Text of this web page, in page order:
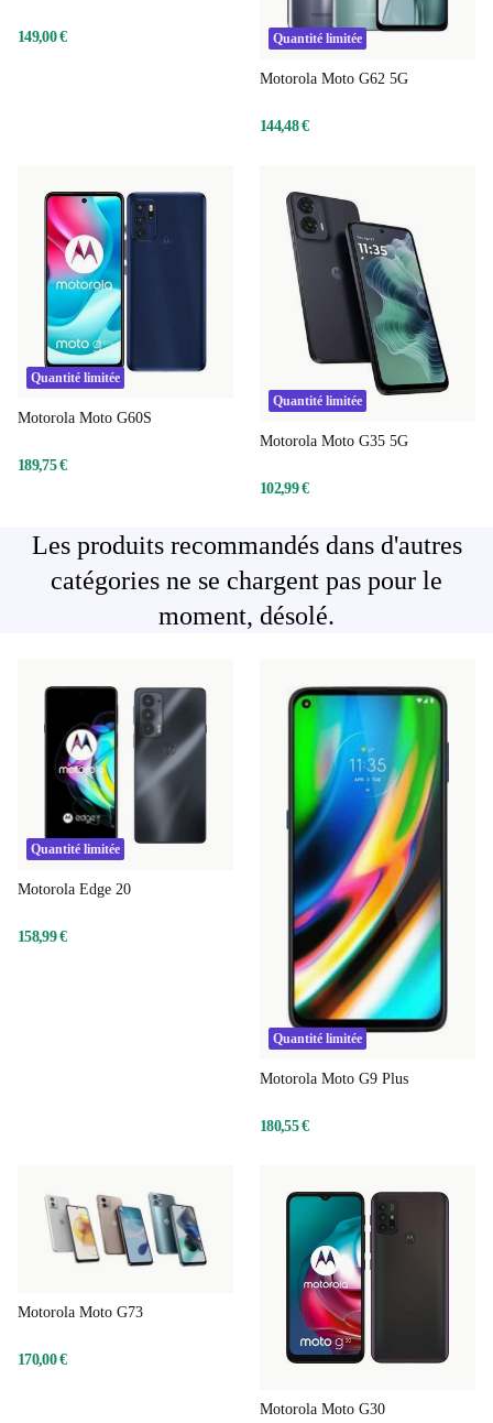
149,00 € Quantité limitée
Motorola Moto G62 5G
144,48 €
Quantité limitée
Motorola Moto G60S
189,75 €
Quantité limitée
Motorola Moto G35 5G
102,99 €
Les produits recommandés dans d'autres
catégories ne se chargent pas pour le
moment, désolé.
Quantité limitée
Motorola Edge 20
158,99 €
Quantité limitée
Motorola Moto G9 Plus
180,55 €
Motorola Moto G73
170,00 €
Motorola Moto G30